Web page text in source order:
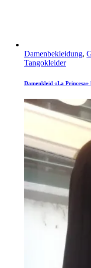
Damenbekleidung,
Tangokleider
Damenkleid «La Princesa»